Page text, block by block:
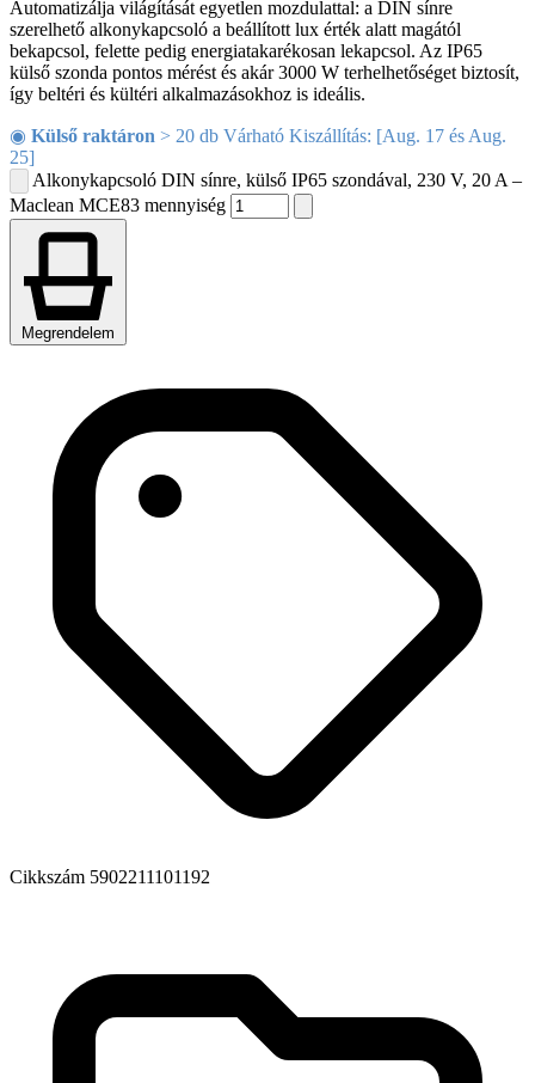
Automatizálja világítását egyetlen mozdulattal: a DIN sínre
szerelhető alkonykapcsoló a beállított lux érték alatt magától
bekapcsol, felette pedig energiatakarékosan lekapcsol. Az IP65
külső szonda pontos mérést és akár 3000 W terhelhetőséget biztosít,
így beltéri és kültéri alkalmazásokhoz is ideális.
◉ Külső raktáron > 20 db Várható Kiszállítás: [Aug. 17 és Aug.
25]
Alkonykapcsoló DIN sínre, külső IP65 szondával, 230 V, 20 A –
Maclean MCE83 mennyiség
Megrendelem
Cikkszám 5902211101192